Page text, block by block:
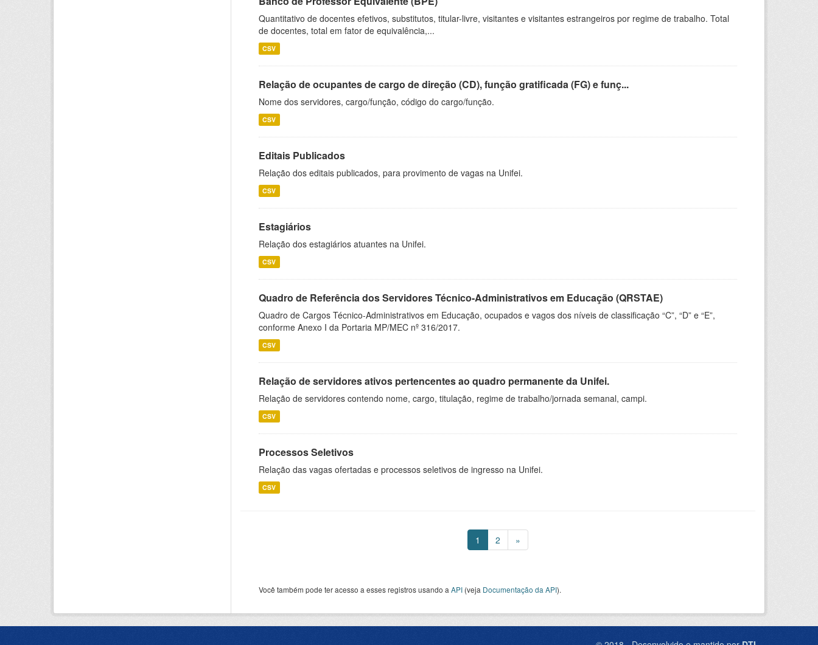
Quantitativo de docentes efetivos, substitutos, titular-livre, visitantes e visitantes estrangeiros por regime de trabalho. Total
de docentes, total em fator de equivalência,...
CSV
Relação de ocupantes de cargo de direção (CD), função gratificada (FG) e funç...
Nome dos servidores, cargo/função, código do cargo/função.
CSV
Editais Publicados
Relação dos editais publicados, para provimento de vagas na Unifei.
CSV
Estagiários
Relação dos estagiários atuantes na Unifei.
CSV
Quadro de Referência dos Servidores Técnico-Administrativos em Educação (QRSTAE)
Quadro de Cargos Técnico-Administrativos em Educação, ocupados e vagos dos níveis de classificação “C”, “D” e “E”,
conforme Anexo I da Portaria MP/MEC nº 316/2017.
CSV
Relação de servidores ativos pertencentes ao quadro permanente da Unifei.
Relação de servidores contendo nome, cargo, titulação, regime de trabalho/jornada semanal, campi.
CSV
Processos Seletivos
Relação das vagas ofertadas e processos seletivos de ingresso na Unifei.
CSV
1 2 »
Você também pode ter acesso a esses registros usando a API (veja Documentação da API).